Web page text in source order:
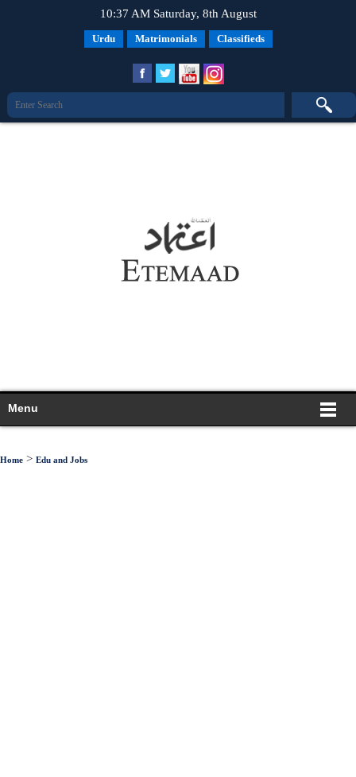
10:37 AM Saturday, 8th August
Urdu Matrimonials Classifieds
Menu
Home > Edu and Jobs